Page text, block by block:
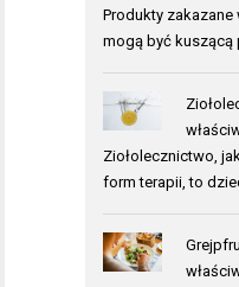
Produkty
mogą być kuszącą
Ziołolecznictwo,
form terapii, to